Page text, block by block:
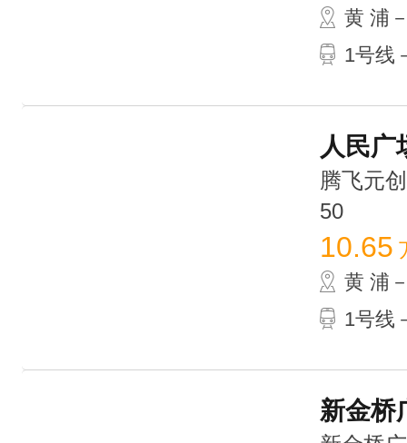
黄 浦
1号线
人民广
腾飞元
50
10.65
黄 浦
1号线
新金桥